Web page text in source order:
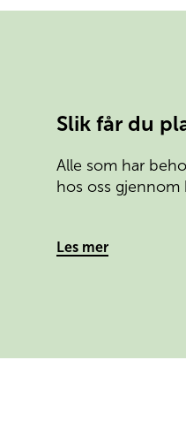
Slik får du
Alle som har
hos oss
Les mer